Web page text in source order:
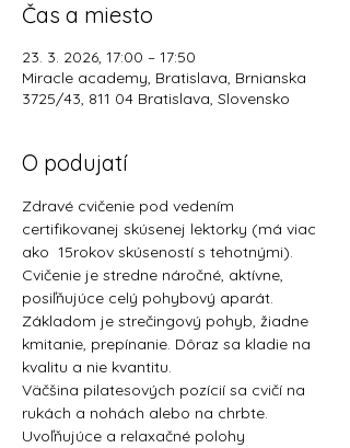
Čas a miesto
23. 3. 2026, 17:00 – 17:50
Miracle academy, Bratislava, Brnianska
3725/43, 811 04 Bratislava, Slovensko
O podujatí
Zdravé cvičenie pod vedením
certifikovanej skúsenej lektorky (má viac
ako  15rokov skúseností s tehotnými).
Cvičenie je stredne náročné, aktívne,
posiľňujúce celý pohybový aparát.
Základom je strečingový pohyb, žiadne
kmitanie, prepínanie. Dôraz sa kladie na
kvalitu a nie kvantitu.
Väčšina pilatesových pozícií sa cvičí na
rukách a nohách alebo na chrbte.
Uvoľňujúce a relaxačné polohy